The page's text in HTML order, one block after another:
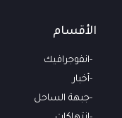
الأقسام
انفوجرافيك
أخبار
جبهة الساحل